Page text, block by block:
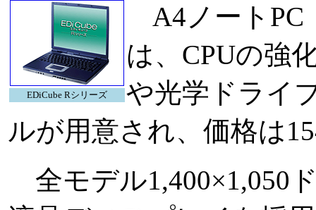
EDiCube Rシリーズ
A4ノートPC
は、CPUの強
や光学ドライ
ルが用意され、価格は
全モデル1,400×1,050